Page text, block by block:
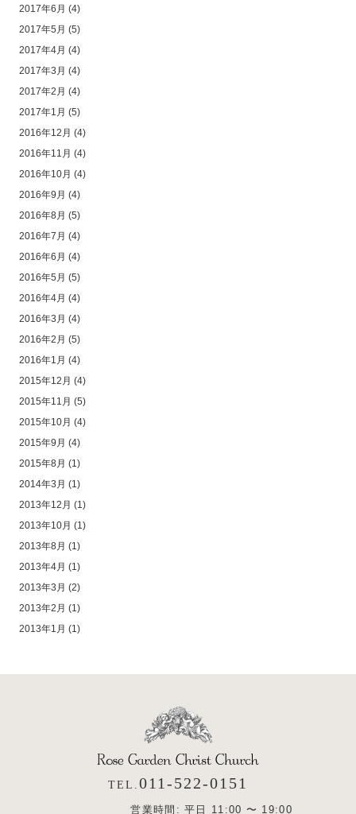
2017年6月 (4)
2017年5月 (5)
2017年4月 (4)
2017年3月 (4)
2017年2月 (4)
2017年1月 (5)
2016年12月 (4)
2016年11月 (4)
2016年10月 (4)
2016年9月 (4)
2016年8月 (5)
2016年7月 (4)
2016年6月 (4)
2016年5月 (5)
2016年4月 (4)
2016年3月 (4)
2016年2月 (5)
2016年1月 (4)
2015年12月 (4)
2015年11月 (5)
2015年10月 (4)
2015年9月 (4)
2015年8月 (1)
2014年3月 (1)
2013年12月 (1)
2013年10月 (1)
2013年8月 (1)
2013年4月 (1)
2013年3月 (2)
2013年2月 (1)
2013年1月 (1)
TEL. 011-522-0151
営業時間: 平日 11:00 〜 19:00